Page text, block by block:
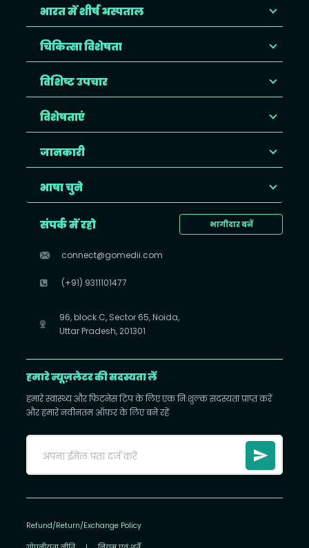
भारत में शीर्ष अस्पताल
चिकित्सा विशेषता
विशिष्ट उपचार
विशेषताएं
जानकारी
भाषा चुने
भागीदार बनें
संपर्क में रहो
connect@gomedii.com
(+91) 9311101477
96, block C, Sector 65, Noida,
Uttar Pradesh, 201301
हमारे न्यूज़लेटर की सदस्यता लें
हमारे स्वास्थ्य और फिटनेस टिप के लिए एक निःशुल्क सदस्यता प्राप्त करें
और हमारे नवीनतम ऑफ़र के लिए बने रहें
Refund/Return/Exchange Policy